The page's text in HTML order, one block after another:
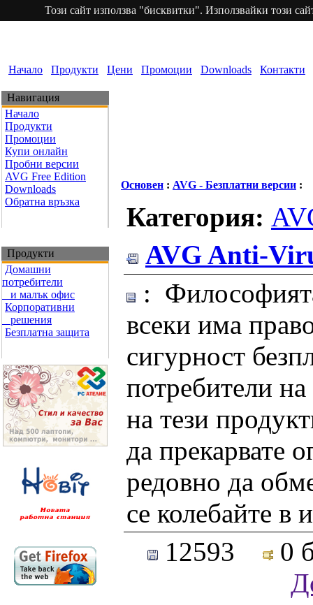
Този сайт използва "бисквитки". Използвайки този
Начало Продукти Цени Промоции Downloads Контакти
Навигация
Начало
Продукти
Промоции
Купи онлайн
Пробни версии
AVG Free Edition
Downloads
Обратна връзка
Продукти
Домашни
потребители
и малък офис
Корпоративни
решения
Безплатна защита
Основен : AVG - Безплатни версии :
Категория:
AVG Anti-
:
всеки има
сигурност
потребители на
на тези
да прекарвате
редовно да
се колебайте в
12593
0